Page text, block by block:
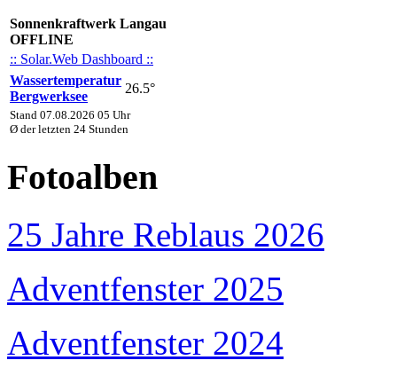
Sonnenkraftwerk Langau
OFFLINE
:: Solar.Web Dashboard ::
Wassertemperatur
Bergwerksee
26.5°
Stand 07.08.2026 05 Uhr
Ø der letzten 24 Stunden
Fotoalben
25 Jahre Reblaus 2026
Adventfenster 2025
Adventfenster 2024